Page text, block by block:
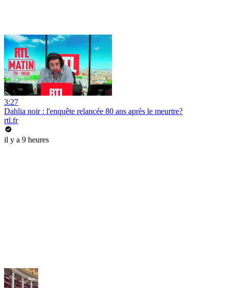
3:27
Dahlia noir : l'enquête relancée 80 ans après le meurtre?
rtl.fr
il y a 9 heures